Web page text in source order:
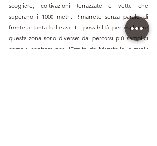
scogliere, coltivazioni terrazzate e vette che
superano i 1000 metri. Rimarrete senza parole di
fronte a tanta bellezza. Le possibilità per esplorare
questa zona sono diverse: dai percorsi più semplici
come il sentiero per l'Ermita de Maristella, a quelli